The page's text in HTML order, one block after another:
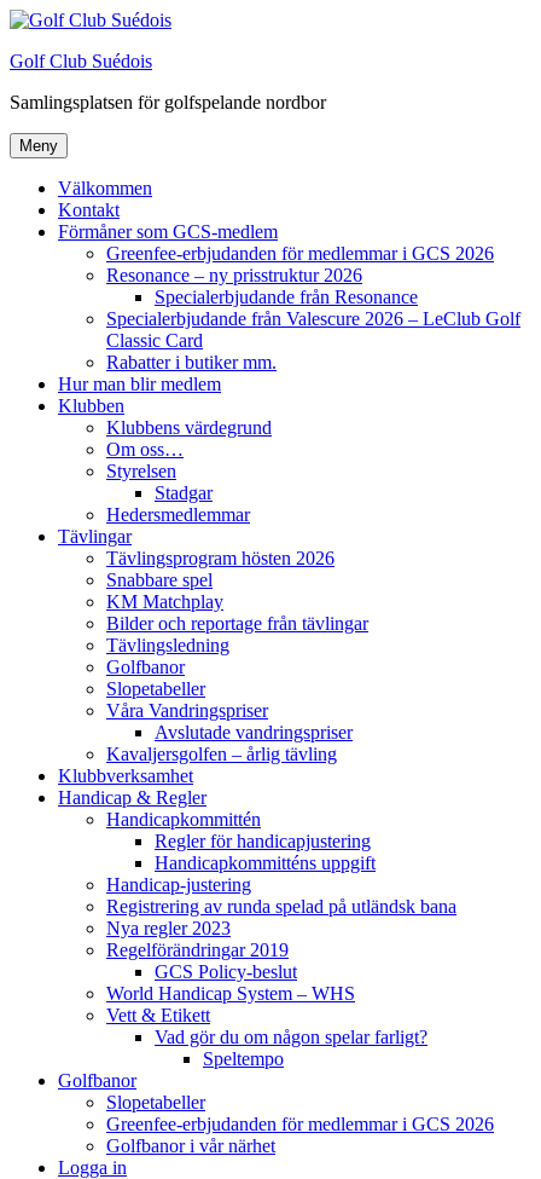
Hoppa
innehåll
Golf Club Suédois
Samlingsplatsen för golfspelande nordbor
Meny
Välkommen
Kontakt
Förmåner som GCS-medlem
Greenfee-erbjudanden för medlemmar i GCS 2026
Resonance – ny prisstruktur 2026
Specialerbjudande från Resonance
Specialerbjudande från Valescure 2026 – LeClub Golf
Classic Card
Rabatter i butiker mm.
Hur man blir medlem
Klubben
Klubbens värdegrund
Om oss…
Styrelsen
Stadgar
Hedersmedlemmar
Tävlingar
Tävlingsprogram hösten 2026
Snabbare spel
KM Matchplay
Bilder och reportage från tävlingar
Tävlingsledning
Golfbanor
Slopetabeller
Våra Vandringspriser
Avslutade vandringspriser
Kavaljersgolfen – årlig tävling
Klubbverksamhet
Handicap & Regler
Handicapkommittén
Regler för handicapjustering
Handicapkommitténs uppgift
Handicap-justering
Registrering av runda spelad på utländsk bana
Nya regler 2023
Regelförändringar 2019
GCS Policy-beslut
World Handicap System – WHS
Vett & Etikett
Vad gör du om någon spelar farligt?
Speltempo
Golfbanor
Slopetabeller
Greenfee-erbjudanden för medlemmar i GCS 2026
Golfbanor i vår närhet
Logga in